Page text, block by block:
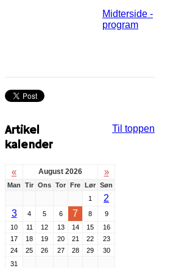
Midterside -
program
Til toppen
Artikel
kalender
« August 2026 »
Man Tir Ons Tor Fre Lør Søn
1
2
3
4 5 6 7 8
9
10
11 12 13 14 15
16
17
18 19 20 21 22
23
24
25 26 27 28 29
30
31